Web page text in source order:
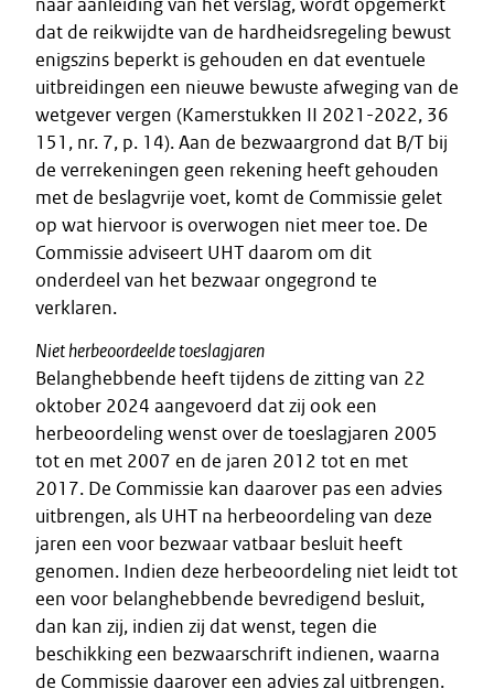
naar aanleiding van het verslag, wordt opgemerkt
dat de reikwijdte van de hardheidsregeling bewust
enigszins beperkt is gehouden en dat eventuele
uitbreidingen een nieuwe bewuste afweging van de
wetgever vergen (Kamerstukken II 2021-2022, 36
151, nr. 7, p. 14). Aan de bezwaargrond dat B/T bij
de verrekeningen geen rekening heeft gehouden
met de beslagvrije voet, komt de Commissie gelet
op wat hiervoor is overwogen niet meer toe. De
Commissie adviseert UHT daarom om dit
onderdeel van het bezwaar ongegrond te
verklaren.
Niet herbeoordeelde toeslagjaren
Belanghebbende heeft tijdens de zitting van 22
oktober 2024 aangevoerd dat zij ook een
herbeoordeling wenst over de toeslagjaren 2005
tot en met 2007 en de jaren 2012 tot en met
2017. De Commissie kan daarover pas een advies
uitbrengen, als UHT na herbeoordeling van deze
jaren een voor bezwaar vatbaar besluit heeft
genomen. Indien deze herbeoordeling niet leidt tot
een voor belanghebbende bevredigend besluit,
dan kan zij, indien zij dat wenst, tegen die
beschikking een bezwaarschrift indienen, waarna
de Commissie daarover een advies zal uitbrengen.